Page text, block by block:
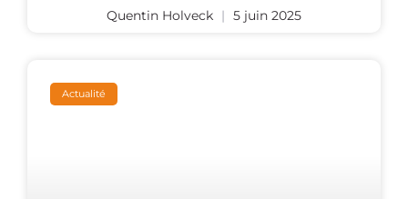
Quentin Holveck 5 juin 2025
Actualité